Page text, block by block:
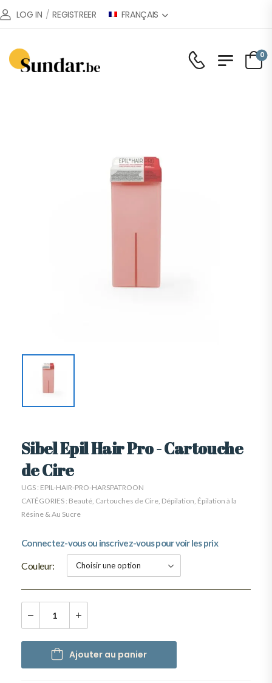
LOG IN / REGISTREER FRANÇAIS
0
Sibel Epil Hair Pro - Cartouche
de Cire
UGS : EPIL-HAIR-PRO-HARSPATROON
CATÉGORIES : Beauté Cartouches de Cire Dépilation Épilation à la
Résine & Au Sucre
Connectez-vous ou inscrivez-vous pour voir les prix
Couleur
Ajouter au panier